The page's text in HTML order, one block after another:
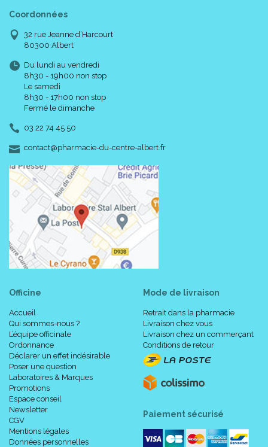
Coordonnées
32 rue Jeanne d’Harcourt
80300 Albert
Du lundi au vendredi
8h30 - 19h00 non stop
Le samedi
8h30 - 17h00 non stop
Fermé le dimanche
03 22 74 45 50
contact-
@-
pharmacie-du-centre-albert.fr
Officine
Accueil
Qui sommes-nous ?
L’équipe officinale
Ordonnance
Déclarer un effet indésirable
Poser une question
Laboratoires & Marques
Promotions
Espace conseil
Newsletter
CGV
Mentions légales
Données personnelles
Mode de livraison
Retrait dans la pharmacie
Livraison chez vous
Livraison chez un commerçant
Conditions de retour
Paiement sécurisé